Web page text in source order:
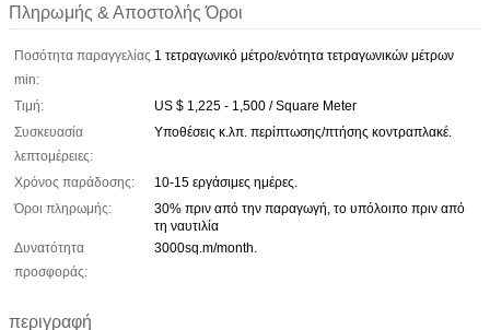
Πληρωμής & Αποστολής Όροι
Ποσότητα παραγγελίας
min:
1 τετραγωνικό μέτρο/ενότητα τετραγωνικών μέτρων
Τιμή:
US $ 1,225 - 1,500 / Square Meter
Συσκευασία
λεπτομέρειες:
Υποθέσεις κ.λπ. περίπτωσης/πτήσης κοντραπλακέ.
Χρόνος παράδοσης:
10-15 εργάσιμες ημέρες.
Όροι πληρωμής:
30% πριν από την παραγωγή, το υπόλοιπο πριν από
τη ναυτιλία
Δυνατότητα
προσφοράς:
3000sq.m/month.
περιγραφή